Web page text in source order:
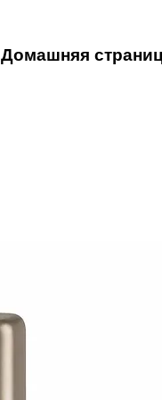
Домашняя